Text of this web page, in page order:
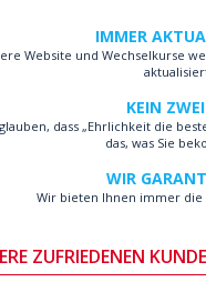
IMMER
Website und Wechselkurse
KEIN
dass „Ehrlichkeit die
das, was Sie
WIR
Wir bieten Ihnen immer die
ZUFRIEDENEN